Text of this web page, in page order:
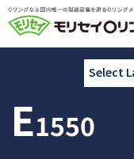
E1550
Select